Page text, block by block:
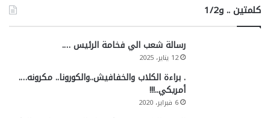
كلمتين .. و1/2
رسالة شعب الي فخامة الرئيس ….
12 يناير، 2025
. براءة الكلاب والخفافيش..والكورونا.. مكرونه….
أمريكي..!!!
6 فبراير، 2020